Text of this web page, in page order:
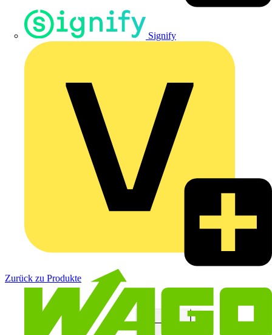
Signify
Zurück zu Produkte